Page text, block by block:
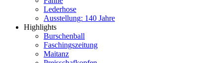
Lederhose
Ausstellung: 140 Jahre
Highlights
Burschenball
Faschingszeitung
Maitanz